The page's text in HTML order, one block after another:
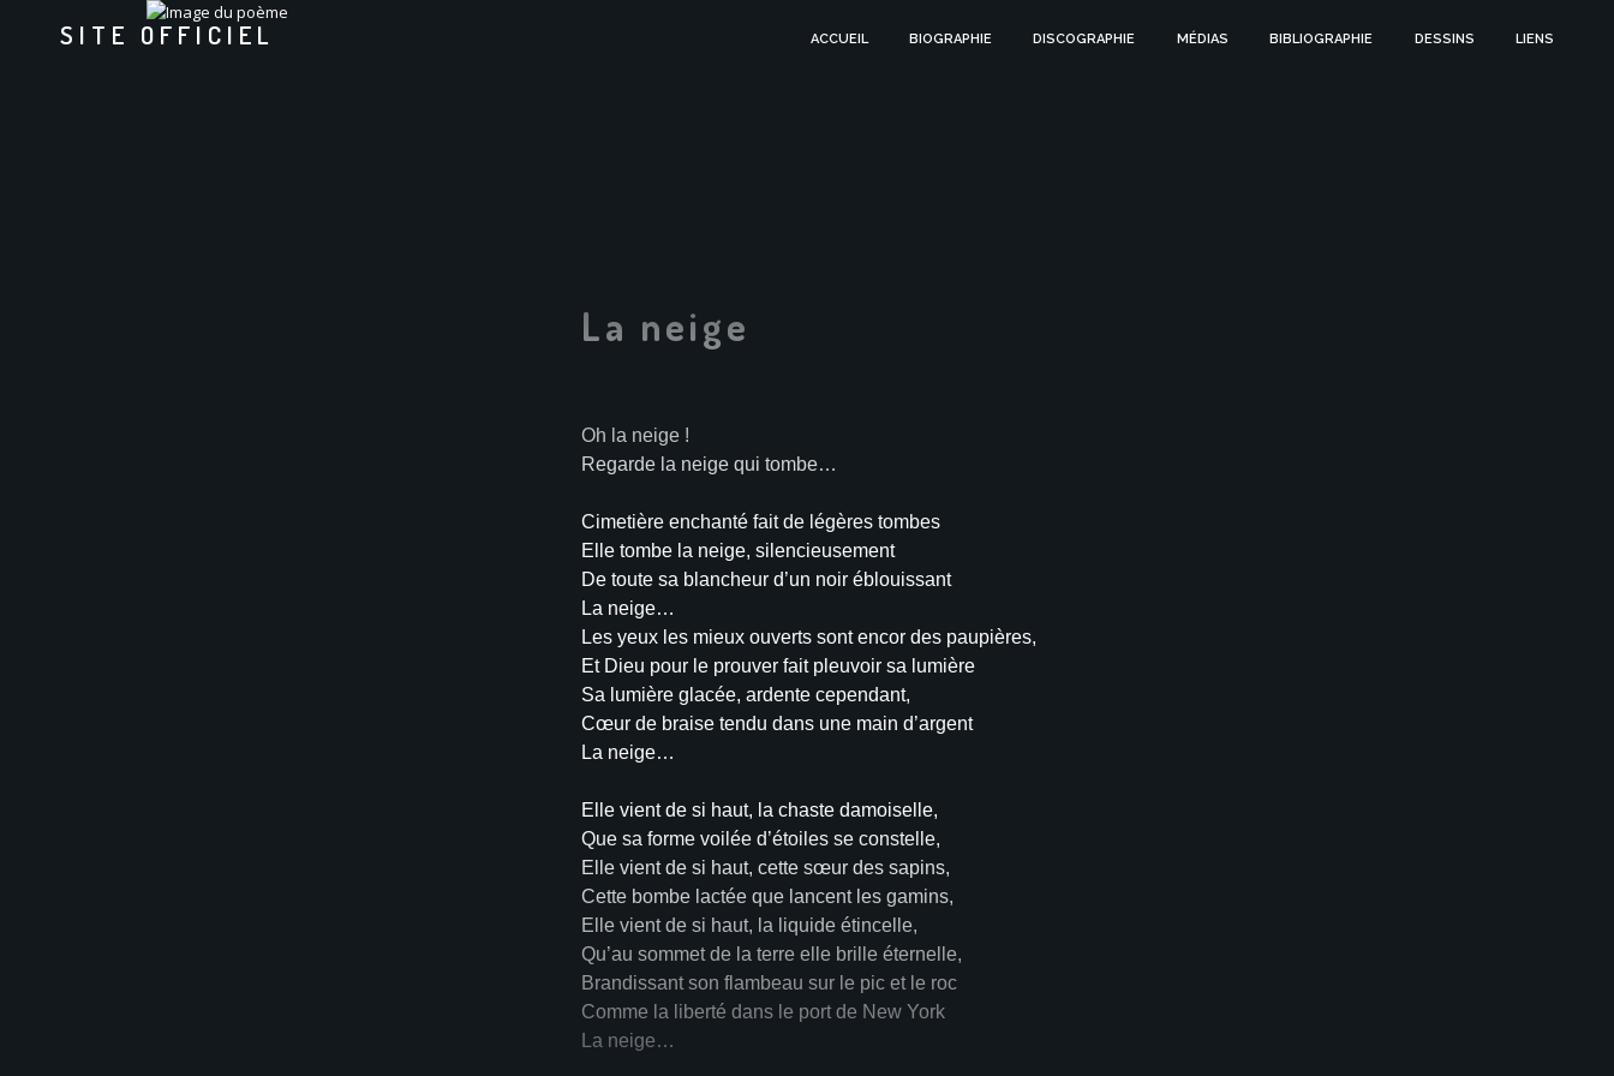
SITE OFFICIEL ACCUEIL BIOGRAPHIE DISCOGRAPHIE MÉDIAS BIBLIOGRAPHIE DESSINS LIENS
La neige
Oh la neige !
Regarde la neige qui tombe…
Cimetière enchanté fait de légères tombes
Elle tombe la neige, silencieusement
De toute sa blancheur d’un noir éblouissant
La neige…
Les yeux les mieux ouverts sont encor des paupières,
Et Dieu pour le prouver fait pleuvoir sa lumière
Sa lumière glacée, ardente cependant,
Cœur de braise tendu dans une main d’argent
La neige…
Elle vient de si haut, la chaste damoiselle,
Que sa forme voilée d’étoiles se constelle,
Elle vient de si haut, cette sœur des sapins,
Cette bombe lactée que lancent les gamins,
Elle vient de si haut, la liquide étincelle,
Qu’au sommet de la terre elle brille éternelle,
Brandissant son flambeau sur le pic et le roc
Comme la liberté dans le port de New York
La neige…